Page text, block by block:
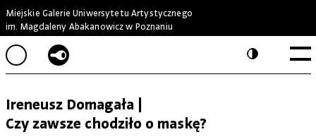
Miejskie Galerie Uniwersytetu Artystycznego
im. Magdaleny Abakanowicz w Poznaniu
Ireneusz Domagała |
Czy zawsze chodziło o maskę?